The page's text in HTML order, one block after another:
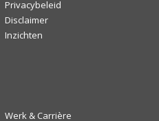
Privacybeleid
Disclaimer
Inzichten
Werk & Carrière